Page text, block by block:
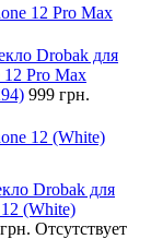
12 Pro Max
Drobak для
12 Pro Max
999 грн.
12 (White)
Drobak для
(White)
Отсутствует